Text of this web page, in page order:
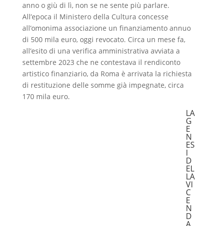
anno o giù di lì, non se ne sente più parlare.
All’epoca il Ministero della Cultura concesse
all’omonima associazione un finanziamento annuo
di 500 mila euro, oggi revocato. Circa un mese fa,
all’esito di una verifica amministrativa avviata a
settembre 2023 che ne contestava il rendiconto
artistico finanziario, da Roma è arrivata la richiesta
di restituzione delle somme già impegnate, circa
170 mila euro.
LA
G
E
N
ES
I
D
EL
LA
VI
C
E
N
D